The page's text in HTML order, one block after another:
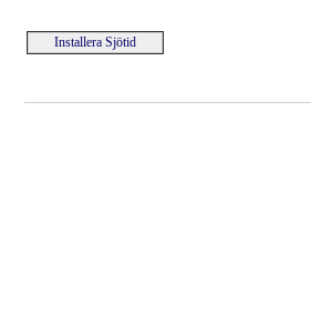
Installera Sjötid